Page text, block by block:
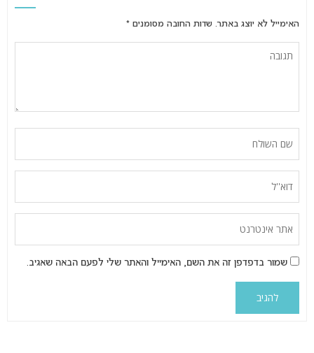
האימייל לא יוצג באתר. שדות החובה מסומנים *
שמור בדפדפן זה את השם, האימייל והאתר שלי לפעם הבאה שאגיב.